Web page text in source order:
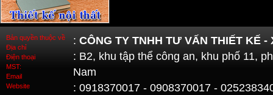
Bản quyền thuộc về
Địa chỉ
Điện thoại
MST:
Email
Website
: CÔNG TY TNHH TƯ VẤN THIẾT KẾ -
: B2, khu tập thể công an, khu phố 11,
Nam
: 0918370017 - 0908370017 -